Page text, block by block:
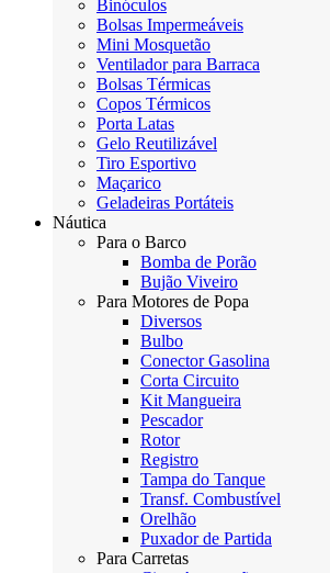
Binóculos
Bolsas Impermeáveis
Mini Mosquetão
Ventilador para Barraca
Bolsas Térmicas
Copos Térmicos
Porta Latas
Gelo Reutilizável
Tiro Esportivo
Maçarico
Geladeiras Portáteis
Náutica
Para o Barco
Bomba de Porão
Bujão Viveiro
Para Motores de Popa
Diversos
Bulbo
Conector Gasolina
Corta Circuito
Kit Mangueira
Pescador
Rotor
Registro
Tampa do Tanque
Transf. Combustível
Orelhão
Puxador de Partida
Para Carretas